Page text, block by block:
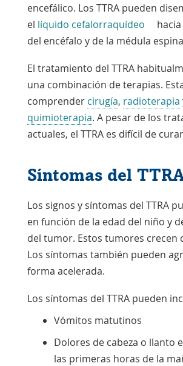
encefálico. Los TTRA pueden
el líquido cefalorraquídeo
del encéfalo y de la médula
El tratamiento del TTRA
una combinación de terapias.
comprender cirugía, radioterapia
quimioterapia. A pesar de los
actuales, el TTRA es difícil de
Síntomas del
Los signos y síntomas del TTRA
en función de la edad del niño y
del tumor. Estos tumores crecen
Los síntomas también pueden
forma acelerada.
Los síntomas del TTRA pueden
Vómitos matutinos
Dolores de cabeza o llanto
las primeras horas de la